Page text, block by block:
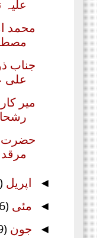
محمد
جناب
علی
میر
حضرت
◄ اپریل
◄ مئی
◄ جون